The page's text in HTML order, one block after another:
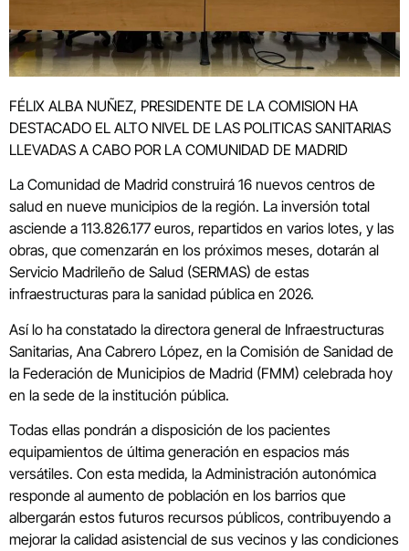
FÉLIX ALBA NUÑEZ, PRESIDENTE DE LA COMISION HA
DESTACADO EL ALTO NIVEL DE LAS POLITICAS SANITARIAS
LLEVADAS A CABO POR LA COMUNIDAD DE MADRID
La Comunidad de Madrid construirá 16 nuevos centros de
salud en nueve municipios de la región. La inversión total
asciende a 113.826.177 euros, repartidos en varios lotes, y las
obras, que comenzarán en los próximos meses, dotarán al
Servicio Madrileño de Salud (SERMAS) de estas
infraestructuras para la sanidad pública en 2026.
Así lo ha constatado la directora general de Infraestructuras
Sanitarias, Ana Cabrero López, en la Comisión de Sanidad de
la Federación de Municipios de Madrid (FMM) celebrada hoy
en la sede de la institución pública.
Todas ellas pondrán a disposición de los pacientes
equipamientos de última generación en espacios más
versátiles. Con esta medida, la Administración autonómica
responde al aumento de población en los barrios que
albergarán estos futuros recursos públicos, contribuyendo a
mejorar la calidad asistencial de sus vecinos y las condiciones